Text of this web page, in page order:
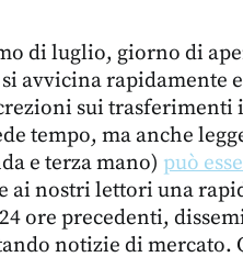
di luglio, giorno di
avvicina rapidamente
sui trasferimenti
tempo, ma anche
e terza mano) può
ai nostri lettori una
ore precedenti,
notizie di mercato.